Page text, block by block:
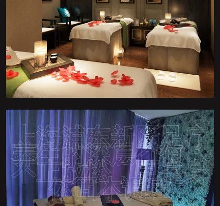
上海浦东新区足疗
养生的深层价值：
不止放松，更是身
体固本调理